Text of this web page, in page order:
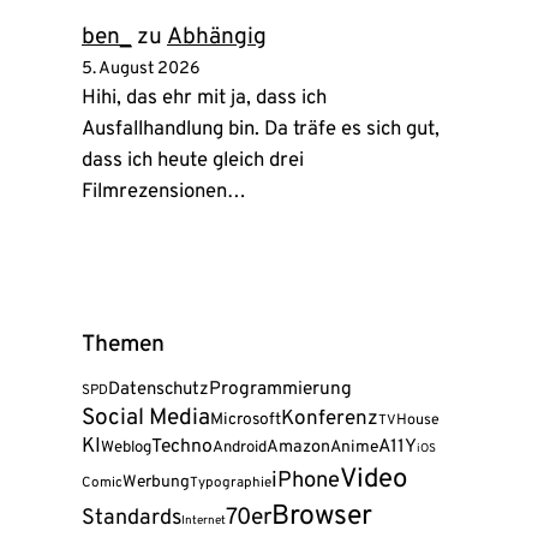
ben_zu Abhängig
5. August 2026
Hihi, das ehr mit ja, dass ich
Ausfallhandlung bin. Da träfe es sich gut,
dass ich heute gleich drei
Filmrezensionen…
Themen
SPDDatenschutzProgrammierung
Social MediaMicrosoftKonferenzTVHouse
KIWeblogTechnoAndroidAmazonAnimeA11YiOS
ComicWerbungTypographieiPhoneVideo
StandardsInternet70erBrowser